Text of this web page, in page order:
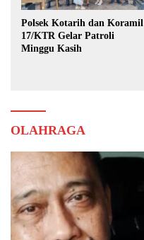
Polsek Kotarih dan Koramil
17/KTR Gelar Patroli
Minggu Kasih
OLAHRAGA